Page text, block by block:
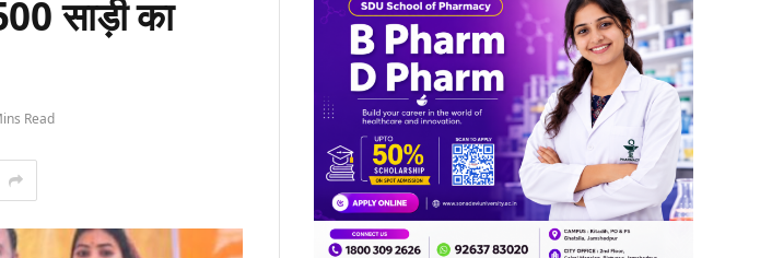
साड़ी का
Read